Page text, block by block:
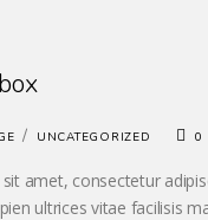
/ UNCATEGORIZED 0
amet, consectetur
ultrices vitae facilisis